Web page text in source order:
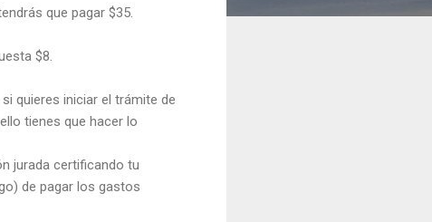
que pagar $35.
$8.
quieres iniciar el trámite de
tienes que hacer lo
jurada certificando tu
de pagar los gastos